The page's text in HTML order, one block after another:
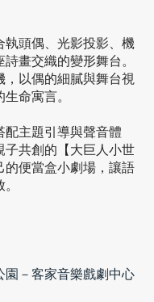
執頭偶、光影投影、機
畫交織的變形舞台。
以偶的細膩與舞台視
命寓言。
配主題引導與聲音體
子共創的【大巨人小世
的便當盒小劇場，讓語
園－客家音樂戲劇中心